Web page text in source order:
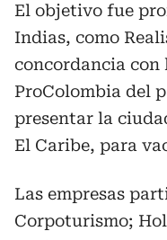
El objetivo fue
Indias, como
concordancia con
ProColombia del
presentar la
El Caribe, para
Las empresas
Corpoturismo;